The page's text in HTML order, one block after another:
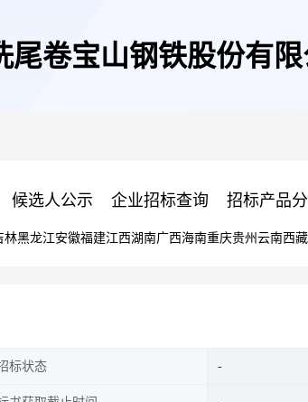
尾卷宝山钢铁股份有限
候选人公示 企业招标查询 招标产品
林黑龙江安徽福建江西湖南广西海南重庆贵州 云南西藏
标状态